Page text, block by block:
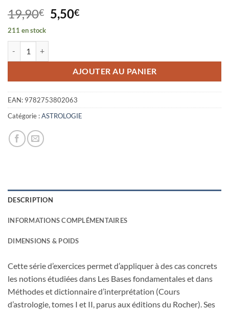
19,90€
Le
prix
19,90€.
5,50€Le
5,50€.
211 en stock
AJOUTER AU PANIER
EAN: 9782753802063
Catégorie :ASTROLOGIE
DESCRIPTION
INFORMATIONS COMPLÉMENTAIRES
DIMENSIONS & POIDS
Cette série d’exercices permet d’appliquer à des cas concrets
les notions étudiées dans Les Bases fondamentales et dans
Méthodes et dictionnaire d’interprétation (Cours
d’astrologie, tomes I et II, parus aux éditions du Rocher). Ses